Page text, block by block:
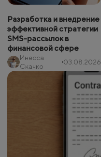
Разработка и внедрение
эффективной стратегии
SMS-рассылок в
финансовой сфере
Инесса
Скачко
03.08.2026